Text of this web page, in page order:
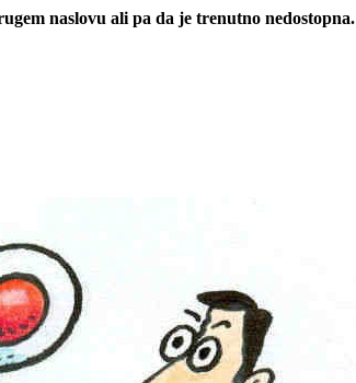
naslovu ali pa da je trenutno nedostopna.